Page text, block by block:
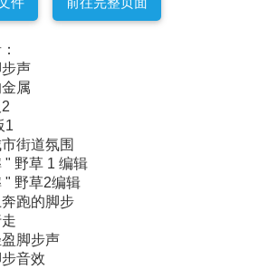
声
属
1
街道氛围
" 野草 1 编辑
" 野草2编辑
跑的脚步
脚步声
音效